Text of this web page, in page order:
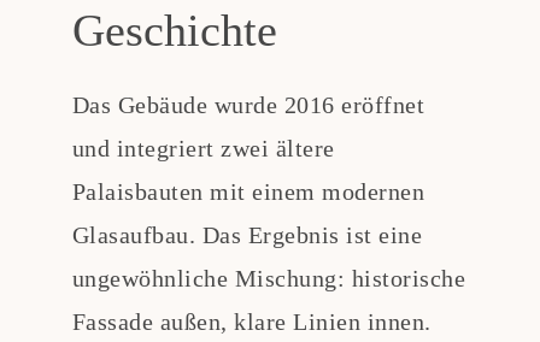
Geschichte
Das Gebäude wurde 2016 eröffnet
und integriert zwei ältere
Palaisbauten mit einem modernen
Glasaufbau. Das Ergebnis ist eine
ungewöhnliche Mischung: historische
Fassade außen, klare Linien innen.